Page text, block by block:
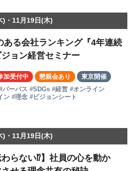
)・11月19日(木)
ある会社ランキング『4年連続
ョン経営セミナー
加受付中 懇親会あり
東京開催
パーパス #SDGs #経営 #オンライン
ン #理念 #ビジョンシート
)・11月19日(木)
わらない⁉】社員の心を動か